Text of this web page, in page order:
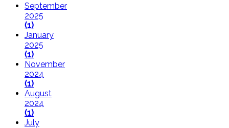
September
2025
(1)
January
2025
(1)
November
2024
(1)
August
2024
(1)
July